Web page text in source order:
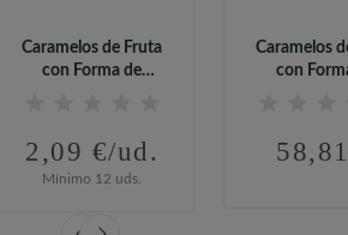
Caramelos de Fruta
con Forma de
2,09 €/ud.
Mínimo 12 uds.
Caramelos
con